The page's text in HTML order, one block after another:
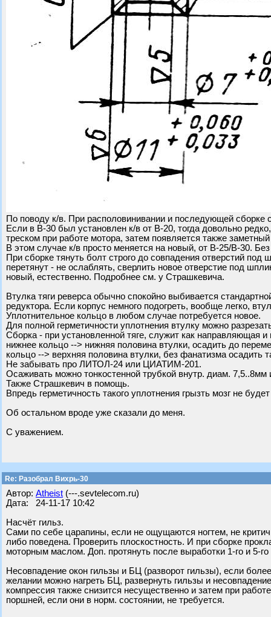
По поводу к/в. При располовинивании и последующей сборке
Если в В-30 был установлен к/в от В-20, тогда довольно
треском при работе мотора, затем появляется также
В этом случае к/в просто меняется на новый, от В-25/В-30.
При сборке тянуть болт строго до совпадения отверстий
перетянут - не ослаблять, сверлить новое отверстие под
новый, естественно. Подробнее см. у Страшкевича.
Втулка тяги реверса обычно спокойно выбивается
редуктора. Если корпус немного подогреть, вообще легко,
Уплотнительное кольцо в любом случае потребуется новое.
Для полной герметичности уплотнения втулку можно
Сборка - при установленной тяге, служит как направляющая
нижнее кольцо --> нижняя половина втулки, осадить до
кольцо --> верхняя половина втулки, без фанатизма
Не забывать про ЛИТОЛ-24 или ЦИАТИМ-201.
Осаживать можно тонкостенной трубкой внутр. диам.
Также Страшкевич в помощь.
Впредь герметичность такого уплотнения грызть мозг не
Об остальном вроде уже сказали до меня.
С уважением.
Re: Разобрал Вихрь-30
Автор: Atheist (---.sevtelecom.ru)
Дата: 24-11-17 10:42
Насчёт гильз.
Сами по себе царапины, если не ощущаются ногтем, не
либо поведена. Проверить плоскостность. И при сборке
моторным маслом. Доп. протянуть после выработки 1-го и 5-го
Несовпадение окон гильзы и БЦ (разворот гильзы), если
желании можно нагреть БЦ, развернуть гильзы и
компрессия также снизится несущественно и затем при
поршней, если они в норм. состоянии, не требуется.